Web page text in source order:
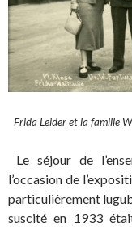
Frida Leider et la famille
Le séjour de
l’occasion de
particulièrement
suscité en 1933